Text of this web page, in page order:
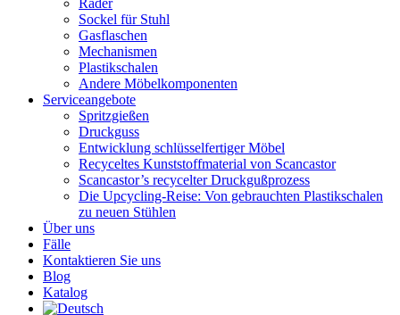
Räder
Sockel für Stuhl
Gasflaschen
Mechanismen
Plastikschalen
Andere Möbelkomponenten
Serviceangebote
Spritzgießen
Druckguss
Entwicklung schlüsselfertiger Möbel
Recyceltes Kunststoffmaterial von Scancastor
Scancastor’s recycelter Druckgußprozess
Die Upcycling-Reise: Von gebrauchten Plastikschalen
zu neuen Stühlen
Über uns
Fälle
Kontaktieren Sie uns
Blog
Katalog